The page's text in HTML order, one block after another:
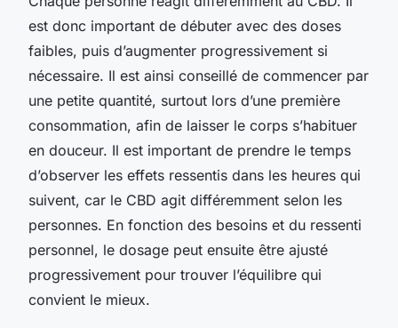
est donc important de débuter avec des doses
faibles, puis d’augmenter progressivement si
nécessaire. Il est ainsi conseillé de commencer par
une petite quantité, surtout lors d’une première
consommation, afin de laisser le corps s’habituer
en douceur. Il est important de prendre le temps
d’observer les effets ressentis dans les heures qui
suivent, car le CBD agit différemment selon les
personnes. En fonction des besoins et du ressenti
personnel, le dosage peut ensuite être ajusté
progressivement pour trouver l’équilibre qui
convient le mieux.